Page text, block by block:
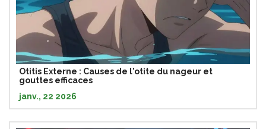
Otitis Externe : Causes de l'otite du nageur et
gouttes efficaces
janv., 22 2026